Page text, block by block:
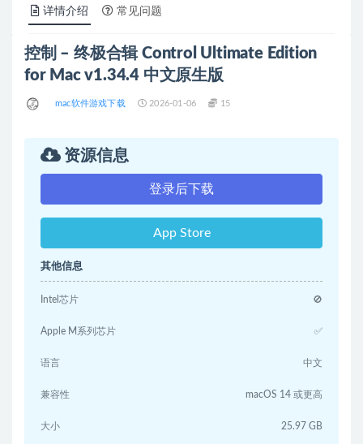
详情介绍 常见问题
控制 – 终极合辑 Control Ultimate Edition
for Mac v1.34.4 中文原生版
mac软件游戏下载 2026-01-06 15
资源信息
登录后下载
App Store
其他信息
Intel芯片 🚫
Apple M系列芯片 ✅
语言 中文
兼容性 macOS 14 或更高
大小 25.97 GB